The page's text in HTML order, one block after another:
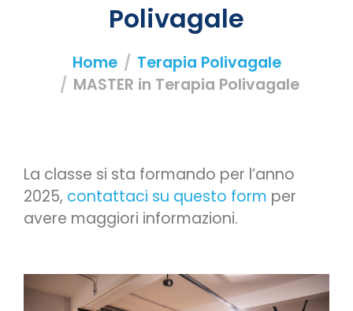
Polivagale
Home
Terapia Polivagale
MASTER in Terapia Polivagale
La classe si sta formando per l’anno
2025, contattaci su questo form per
avere maggiori informazioni.